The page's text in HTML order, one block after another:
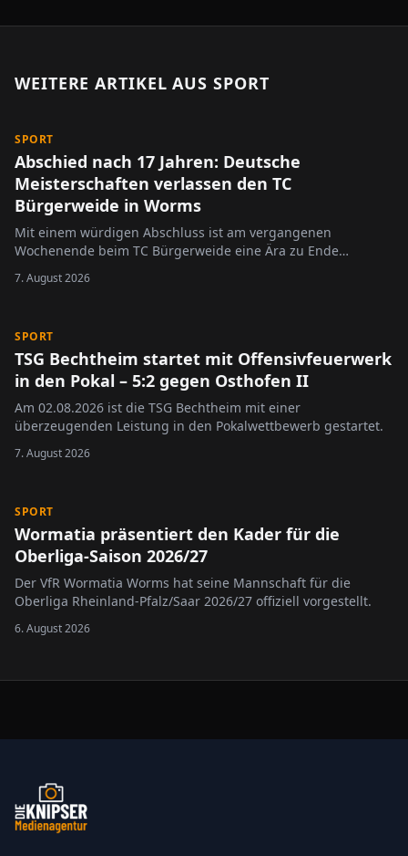
WEITERE ARTIKEL AUS SPORT
SPORT
Abschied nach 17 Jahren: Deutsche
Meisterschaften verlassen den TC
Bürgerweide in Worms
Mit einem würdigen Abschluss ist am vergangenen
Wochenende beim TC Bürgerweide eine Ära zu Ende
7. August 2026
SPORT
TSG Bechtheim startet mit Offensivfeuerwerk
in den Pokal – 5:2 gegen Osthofen II
Am 02.08.2026 ist die TSG Bechtheim mit einer
überzeugenden Leistung in den Pokalwettbewerb gestartet.
7. August 2026
SPORT
Wormatia präsentiert den Kader für die
Oberliga-Saison 2026/27
Der VfR Wormatia Worms hat seine Mannschaft für die
Oberliga Rheinland-Pfalz/Saar 2026/27 offiziell vorgestellt.
6. August 2026